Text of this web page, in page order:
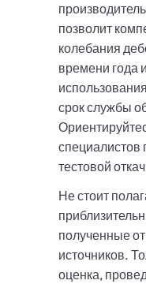
позволит
колебания
времени года
срок службы
специалистов
тестовой
Не стоит
полученные
источников.
оценка,